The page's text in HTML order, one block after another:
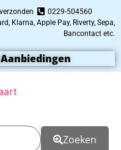
0229-504560
Klarna, Apple Pay, Riverty, Sepa,
Bancontact etc.
Aanbiedingen
Zoeken